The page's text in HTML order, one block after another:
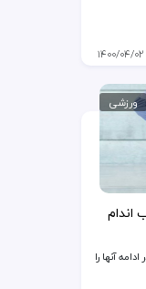
۱۴۰۰/۰۴/۰۲
ورزشی
اندام
آنها را